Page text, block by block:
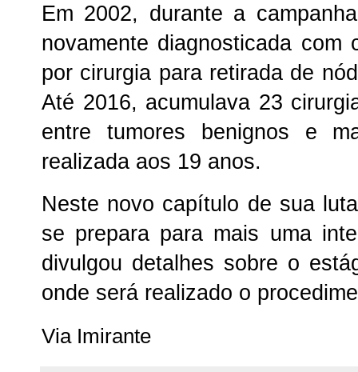
Em 2002, durante a
novamente diagnosticada
por cirurgia para retirada de
Até 2016, acumulava 23
entre tumores benignos e
realizada aos 19 anos.
Neste novo capítulo de sua
se prepara para mais uma
divulgou detalhes sobre o
onde será realizado o
Via Imirante